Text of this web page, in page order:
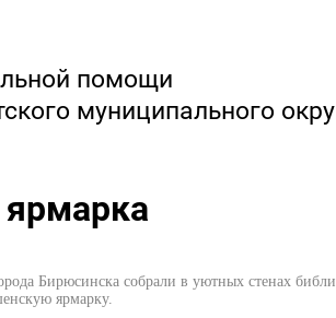
помощи
муниципального
Бирюсинска собрали в уютных стенах
ярмарку.